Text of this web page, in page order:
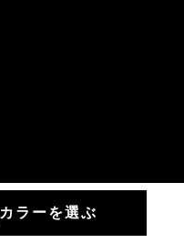
カラーを選ぶ